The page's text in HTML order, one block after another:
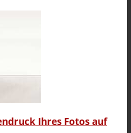
Ihres Fotos auf